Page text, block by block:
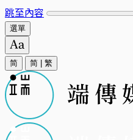
跳至內容
選單
简 简 繁